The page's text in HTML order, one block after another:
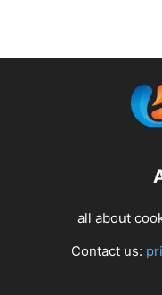
all about
Contact us: